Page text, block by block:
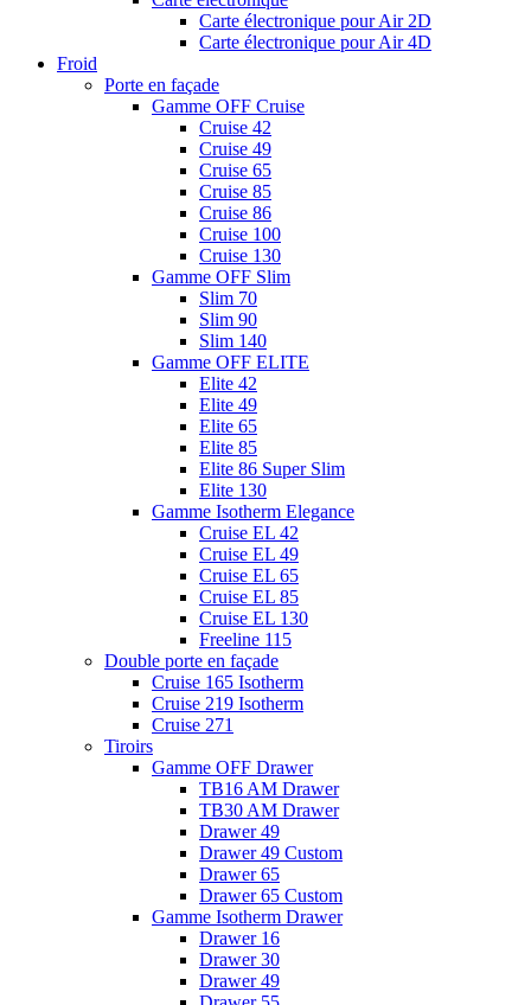
Carte électronique pour Air 2D
Carte électronique pour Air 4D
Froid
Porte en façade
Gamme OFF Cruise
Cruise 42
Cruise 49
Cruise 65
Cruise 85
Cruise 86
Cruise 100
Cruise 130
Gamme OFF Slim
Slim 70
Slim 90
Slim 140
Gamme OFF ELITE
Elite 42
Elite 49
Elite 65
Elite 85
Elite 86 Super Slim
Elite 130
Gamme Isotherm Elegance
Cruise EL 42
Cruise EL 49
Cruise EL 65
Cruise EL 85
Cruise EL 130
Freeline 115
Double porte en façade
Cruise 165 Isotherm
Cruise 219 Isotherm
Cruise 271
Tiroirs
Gamme OFF Drawer
TB16 AM Drawer
TB30 AM Drawer
Drawer 49
Drawer 49 Custom
Drawer 65
Drawer 65 Custom
Gamme Isotherm Drawer
Drawer 16
Drawer 30
Drawer 49